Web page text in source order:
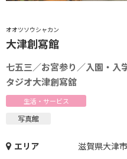
オオツソウシャカン
大津創寫館
七五三／お宮参り／入園・入
タジオ大津創寫舘
生活・サービス
写真館
エリア
滋賀県大津市